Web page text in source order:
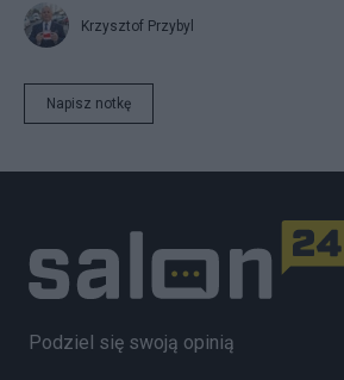
Krzysztof Przybyl
Napisz notkę
Podziel się swoją opinią